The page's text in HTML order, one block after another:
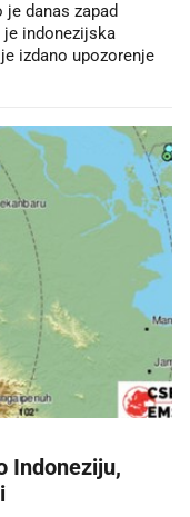
danas zapad
indonezijska
izdano upozorenje
Indoneziju,